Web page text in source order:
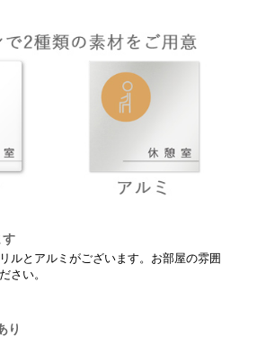
す
ルとアルミがございます。お部屋の雰囲
さい。
り